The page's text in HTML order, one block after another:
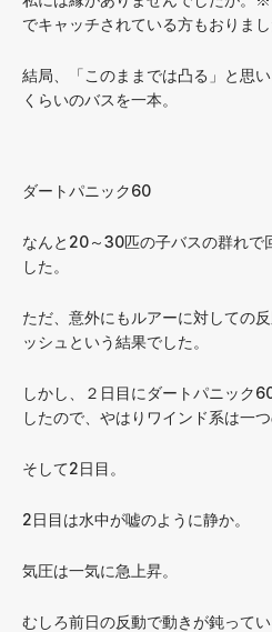
でキャッチされている方もおりまし
結局、「このままでは凸る」と思
くらいのバスを一本。
ダートパニック60
なんと20～30匹の子バスの群れで
した。
ただ、意外にもルアーに対しての
ッシュという結果でした。
しかし、２日目にダートパニック
したので、やはりワインド系は一
そして2日目。
2日目は水中が嘘のように静か。
気圧は一気に急上昇。
むしろ前日の反動で動きが鈍って